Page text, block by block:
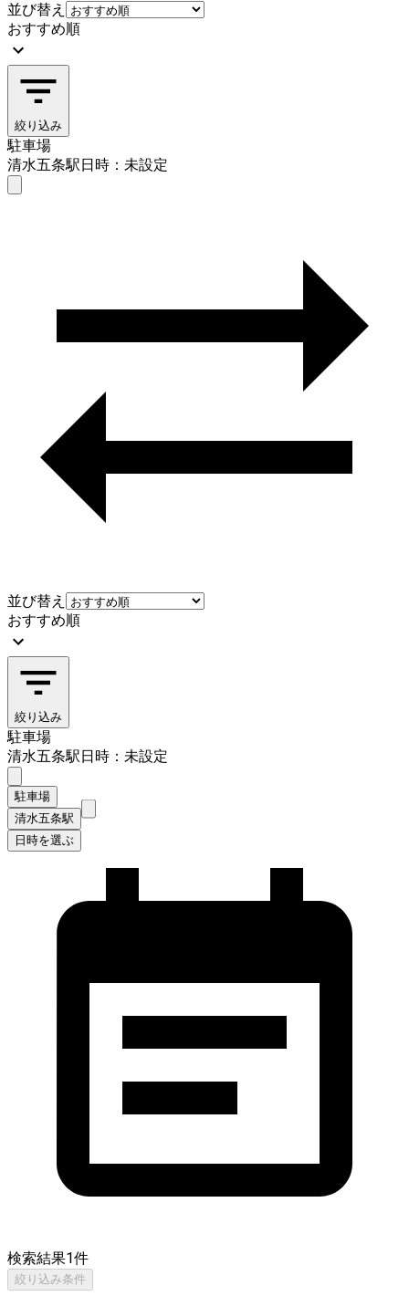
並び替え
おすすめ順
絞り込み
駐車場
清水五条駅日時：未設定
並び替え
おすすめ順
絞り込み
駐車場
清水五条駅日時：未設定
駐車場
清水五条駅
日時を選ぶ
検索結果1件
絞り込み条件